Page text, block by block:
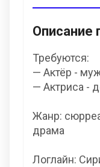
Описание
Требуются:
— Актёр -
— Актриса -
Жанр:
драма
Логлайн: